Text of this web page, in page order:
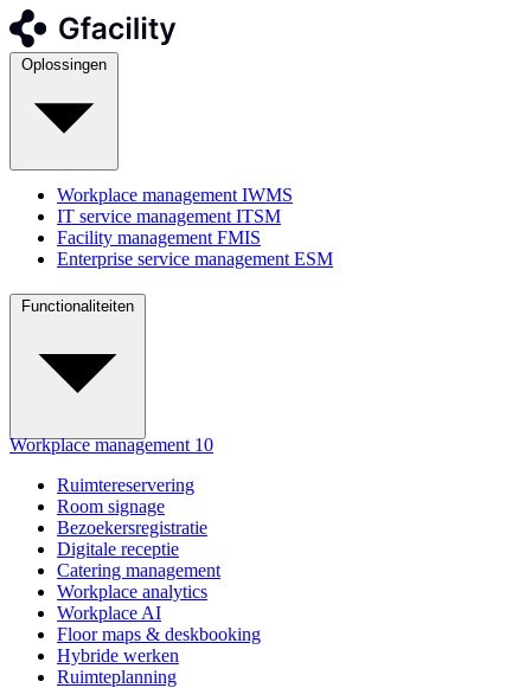
Workplace management IWMS
IT service management ITSM
Facility management FMIS
Enterprise service management ESM
Workplace management 10
Ruimtereservering
Room signage
Bezoekersregistratie
Digitale receptie
Catering management
Workplace analytics
Workplace AI
Floor maps & deskbooking
Hybride werken
Ruimteplanning